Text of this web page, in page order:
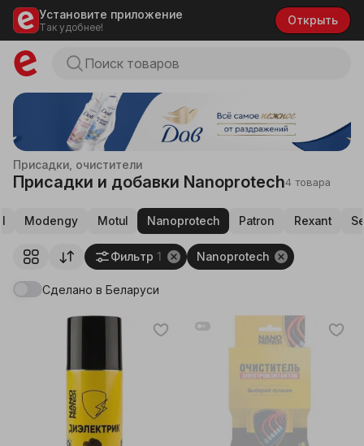
Установите приложение
Так удобнее!
Открыть
Присадки, очистители
Присадки и добавки Nanoprotech4 товара
Modengy Motul Nanoprotech Patron Rexant
Фильтр 1 Nanoprotech
Сделано в Беларуси